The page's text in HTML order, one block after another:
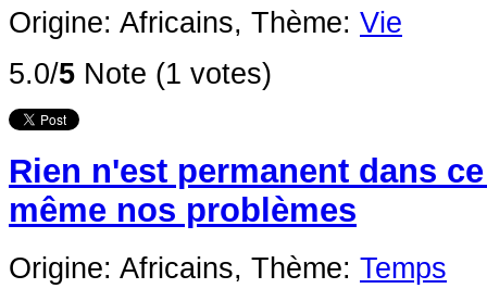
Origine: Africains, Thème: Vie
5.0/5 Note (1 votes)
Rien n'est permanent dans
même nos problèmes
Origine: Africains, Thème: Temps